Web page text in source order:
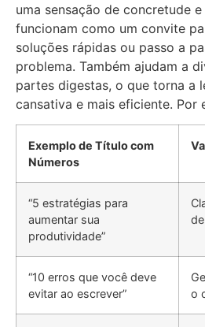
uma sensação de concretude
funcionam como um convite
soluções rápidas ou passo a
problema. Também ajudam a
partes digestas, o que torna a
cansativa e mais eficiente. Por
Exemplo de Título com
Números
“5 estratégias para
aumentar sua
produtividade”
“10 erros que você deve
evitar ao escrever”
o